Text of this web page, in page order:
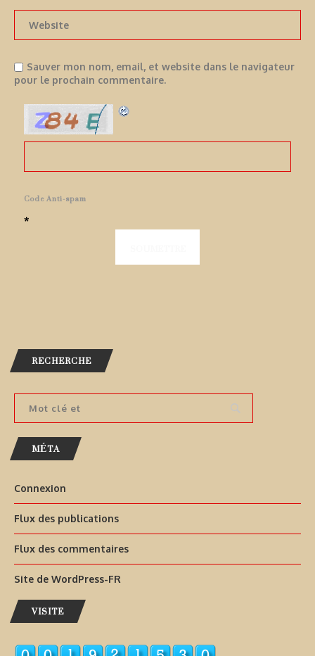
Sauver mon nom, email, et website dans le navigateur
pour le prochain commentaire.
Code Anti-spam
*
RECHERCHE
MÉTA
Connexion
Flux des publications
Flux des commentaires
Site de WordPress-FR
VISITE